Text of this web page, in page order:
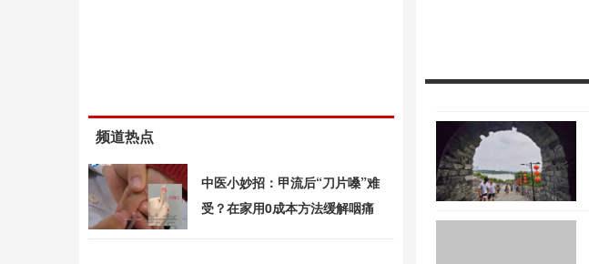
频道热点
中医小妙招：甲流后“刀片嗓”难
受？在家用0成本方法缓解咽痛